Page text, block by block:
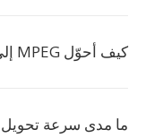
كيف أحوّل MPEG إلى SPX؟
ما مدى سرعة تحويل MPEG إلى SPX؟